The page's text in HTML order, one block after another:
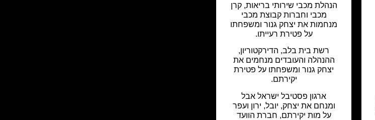
הנהלת מכבי שירותי בריאות, קרן
מכבי וחברות קבוצת מכבי
מנחמות את יצחק גנור ומשפחתו
על פטירת רעייתו.
רשת בית בלב, הדירקטוריון,
ההנהלה והעובדים מנחמים את
יצחק גנור ומשפחתו על פטירת
יקירתם.
ארגון פסטיבל ישראל אבל
ומנחם את יצחק, יובל, ירון ועפר
על מות יקירתם, חברת הוועד